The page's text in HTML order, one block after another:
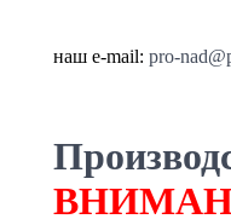
наш e-mail: pro-